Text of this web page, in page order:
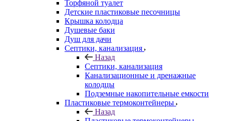
Торфяной туалет
Детские пластиковые песочницы
Крышка колодца
Душевые баки
Душ для дачи
Септики, канализация
Назад
Септики, канализация
Канализационные и дренажные
колодцы
Подземные накопительные емкости
Пластиковые термоконтейнеры
Назад